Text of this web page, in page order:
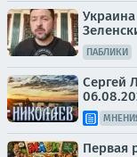
ПАБЛИКИ
Сергей
Первая